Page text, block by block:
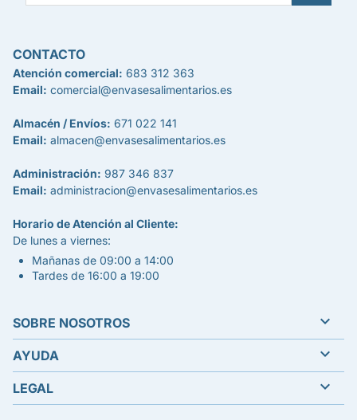
CONTACTO
Atención comercial: 683 312 363
Email: comercial@envasesalimentarios.es
Almacén / Envíos: 671 022 141
Email: almacen@envasesalimentarios.es
Administración: 987 346 837
Email: administracion@envasesalimentarios.es
Horario de Atención al Cliente:
De lunes a viernes:
Mañanas de 09:00 a 14:00
Tardes de 16:00 a 19:00
SOBRE NOSOTROS 
AYUDA 
LEGAL 